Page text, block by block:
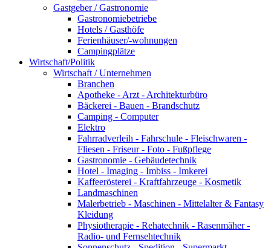
Gastgeber / Gastronomie
Gastronomiebetriebe
Hotels / Gasthöfe
Ferienhäuser/-wohnungen
Campingplätze
Wirtschaft/Politik
Wirtschaft / Unternehmen
Branchen
Apotheke - Arzt - Architekturbüro
Bäckerei - Bauen - Brandschutz
Camping - Computer
Elektro
Fahrradverleih - Fahrschule - Fleischwaren -
Fliesen - Friseur - Foto - Fußpflege
Gastronomie - Gebäudetechnik
Hotel - Imaging - Imbiss - Imkerei
Kaffeerösterei - Kraftfahrzeuge - Kosmetik
Landmaschinen
Malerbetrieb - Maschinen - Mittelalter & Fantasy
Kleidung
Physiotherapie - Rehatechnik - Rasenmäher -
Radio- und Fernsehtechnik